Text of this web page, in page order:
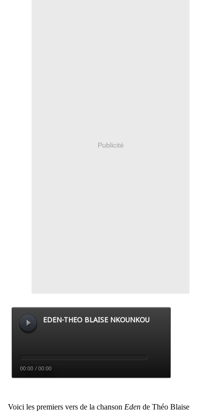
Publicité
Voici les premiers vers de la chanson Eden de Théo Blaise